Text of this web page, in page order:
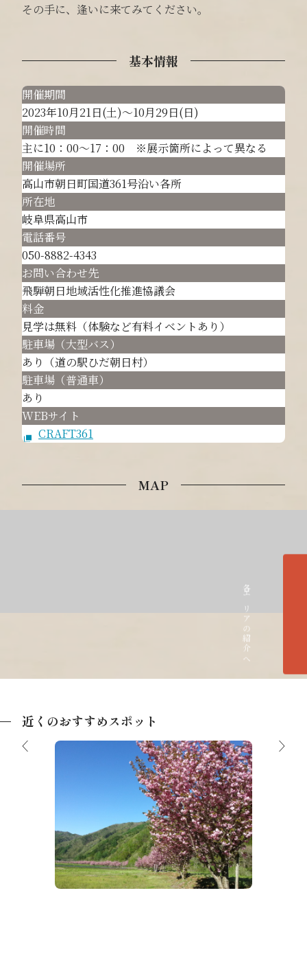
その手に、逢いに来てみてください。
基本情報
開催期間
2023年10月21日(土)～10月29日(日)
開催時間
主に10：00～17：00 ※展示箇所によって異なる
開催場所
高山市朝日町国道361号沿い各所
所在地
岐阜県高山市
電話番号
050-8882-4343
お問い合わせ先
飛騨朝日地域活性化推進協議会
料金
見学は無料（体験など有料イベントあり）
駐車場（大型バス）
あり（道の駅ひだ朝日村）
駐車場（普通車）
あり
WEBサイト
CRAFT361
MAP
近くのおすすめスポット
飛騨あさひ桜めぐり
各エリアの紹介へ